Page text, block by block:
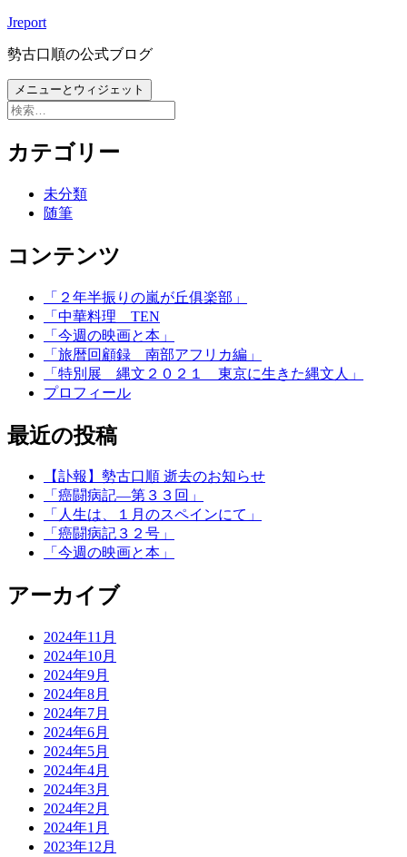
コ
テ
ン
ツ
へ
キ
Jreport
勢古口順の公式ブログ
メニューとウィジェット
検
カテゴリー
未分類
随筆
コンテンツ
「２年半振りの嵐が丘俱楽部」
「中華料理 TEN
「今週の映画と本」
「旅暦回顧録 南部アフリカ編」
「特別展 縄文２０２１ 東京に生きた縄文人」
プロフィール
最近の投稿
【訃報】勢古口順 逝去のお知らせ
「癌闘病記―第３３回」
「人生は、１月のスペインにて」
「癌闘病記３２号」
「今週の映画と本」
アーカイブ
2024年11月
2024年10月
2024年9月
2024年8月
2024年7月
2024年6月
2024年5月
2024年4月
2024年3月
2024年2月
2024年1月
2023年12月